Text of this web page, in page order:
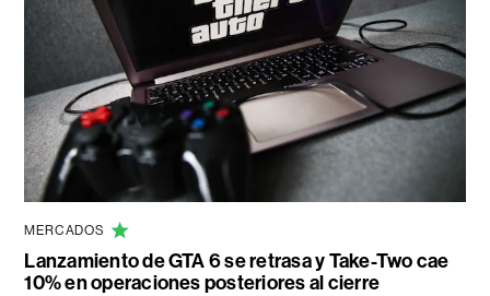
MERCADOS
Lanzamiento de GTA 6 se retrasa y Take-Two cae
10% en operaciones posteriores al cierre